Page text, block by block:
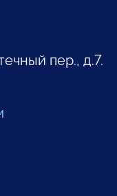
пер., д.7.